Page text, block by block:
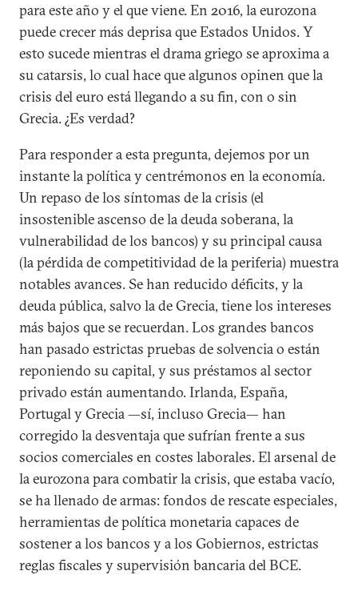
para este año y el que viene. En 2016, la eurozona
puede crecer más deprisa que Estados Unidos. Y
esto sucede mientras el drama griego se aproxima a
su catarsis, lo cual hace que algunos opinen que la
crisis del euro está llegando a su fin, con o sin
Grecia. ¿Es verdad?
Para responder a esta pregunta, dejemos por un
instante la política y centrémonos en la economía.
Un repaso de los síntomas de la crisis (el
insostenible ascenso de la deuda soberana, la
vulnerabilidad de los bancos) y su principal causa
(la pérdida de competitividad de la periferia) muestra
notables avances. Se han reducido déficits, y la
deuda pública, salvo la de Grecia, tiene los intereses
más bajos que se recuerdan. Los grandes bancos
han pasado estrictas pruebas de solvencia o están
reponiendo su capital, y sus préstamos al sector
privado están aumentando. Irlanda, España,
Portugal y Grecia —sí, incluso Grecia— han
corregido la desventaja que sufrían frente a sus
socios comerciales en costes laborales. El arsenal de
la eurozona para combatir la crisis, que estaba vacío,
se ha llenado de armas: fondos de rescate especiales,
herramientas de política monetaria capaces de
sostener a los bancos y a los Gobiernos, estrictas
reglas fiscales y supervisión bancaria del BCE.